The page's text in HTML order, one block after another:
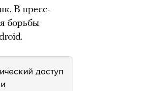
В пресс-
борьбы
доступ